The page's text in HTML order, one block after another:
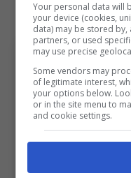
CagliariMichael
Your personal data will
your device (cookies,
data) may be stored by,
partners, or used
may use precise
Some vendors may
of legitimate interest,
your options below.
or in the site menu to
and cookie settings.